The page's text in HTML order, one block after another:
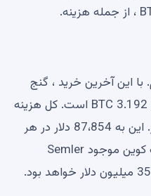
با این آخرین خرید ، گنج
بیت کوین Semler Scientific در 3.192 BTC است. کل هزینه
شده تا کنون: 280.4 میلیون دلار. این به 87،854 دلار در هر
BTC افزایش می یابد. قیمت بیت کوین موجود Semler